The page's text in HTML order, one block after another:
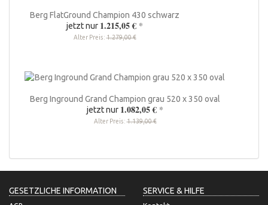
Berg FlatGround Champion 430 schwarz
jetzt nur 1.215,05 € *
Alter Preis:1.279,00 €
Berg Inground Grand Champion grau 520 x 350 oval
jetzt nur 1.082,05 € *
Alter Preis:1.139,00 €
GESETZLICHE INFORMATION SERVICE & HILFE